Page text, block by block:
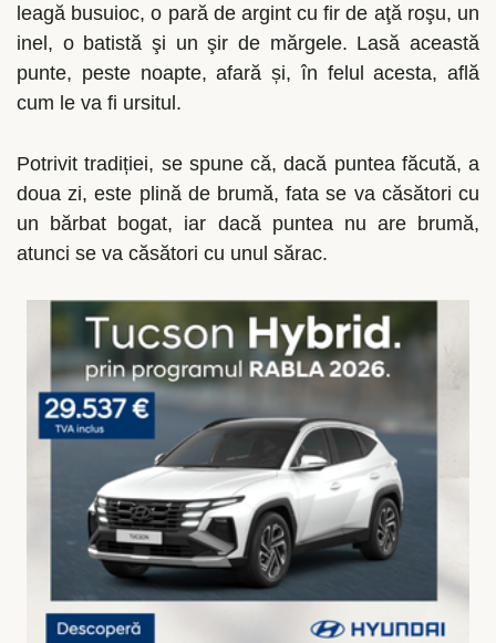
leagă busuioc, o pară de argint cu fir de aţă roşu, un
inel, o batistă şi un şir de mărgele. Lasă această
punte, peste noapte, afară și, în felul acesta, află
cum le va fi ursitul.
Potrivit tradiției, se spune că, dacă puntea făcută, a
doua zi, este plină de brumă, fata se va căsători cu
un bărbat bogat, iar dacă puntea nu are brumă,
atunci se va căsători cu unul sărac.